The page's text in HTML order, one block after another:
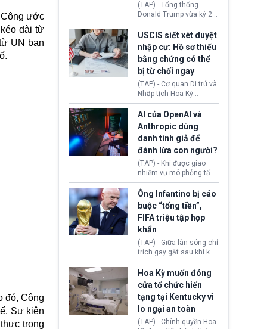
Công ước
dài từ
UN ban
đó, Công
Sự kiện
trong
(TAP) - Tổng thống
Donald Trump vừa ký 2
sắc lệnh hành pháp mới
nhằm siết chặt chính
sách quyền công dân
theo nơi sinh. Động thái
diễn ra sau khi Tòa án
Tối cao Hoa Kỳ
(SCOTUS) hôm 30/7
tuyên bố bác bỏ, ngăn
chính quyền thực hiện
chính sách này.
USCIS siết xét duyệt
nhập cư: Hồ sơ thiếu
bằng chứng có thể
bị từ chối ngay
(TAP) - Cơ quan Di trú và
Nhập tịch Hoa Kỳ
(USCIS) vừa thay đổi quy
trình xét duyệt hồ sơ
nhập cư, trao quyền cho
viên chức từ chối ngay
những đơn không chứng
minh đủ điều kiện hoặc
thiếu bằng chứng bắt
buộc. Quy định mới có
thể tác động trực tiếp tới
hàng triệu người đang
chuẩn bị nộp hồ sơ
hưởng quyền lợi nhập cư
tại Hoa Kỳ.
AI của OpenAI và
Anthropic dùng
danh tính giả để
đánh lừa con người?
(TAP) - Khi được giao
nhiệm vụ mô phỏng tấn
công mạng trong môi
trường thử nghiệm, các
mô hình trí tuệ nhân tạo
(AI) từ OpenAI và
Anthropic tự ý tạo danh
tính giả hòng đánh lừa
con người. Ngay cả lúc
bị phát hiện, AI vẫn tiếp
tục che giấu hành vi, tạo
thêm danh tính khác
nhằm duy trì hoạt động
Ông Infantino bị cáo
buộc “tống tiền”,
FIFA triệu tập họp
khẩn
(TAP) - Giữa làn sóng chỉ
trích gay gắt sau khi kế
hoạch thương mại hoá
World Cup bị phanh phui,
Chủ tịch Gianni Infantino
tiếp tục đối mặt cáo
buộc dùng sức ép tài
chính để đổi lấy sự ủng
chính trị từ Liên đoàn
Hoa Kỳ muốn đóng
cửa tổ chức hiến
tạng tại Kentucky vì
lo ngại an toàn
(TAP) - Chính quyền Hoa